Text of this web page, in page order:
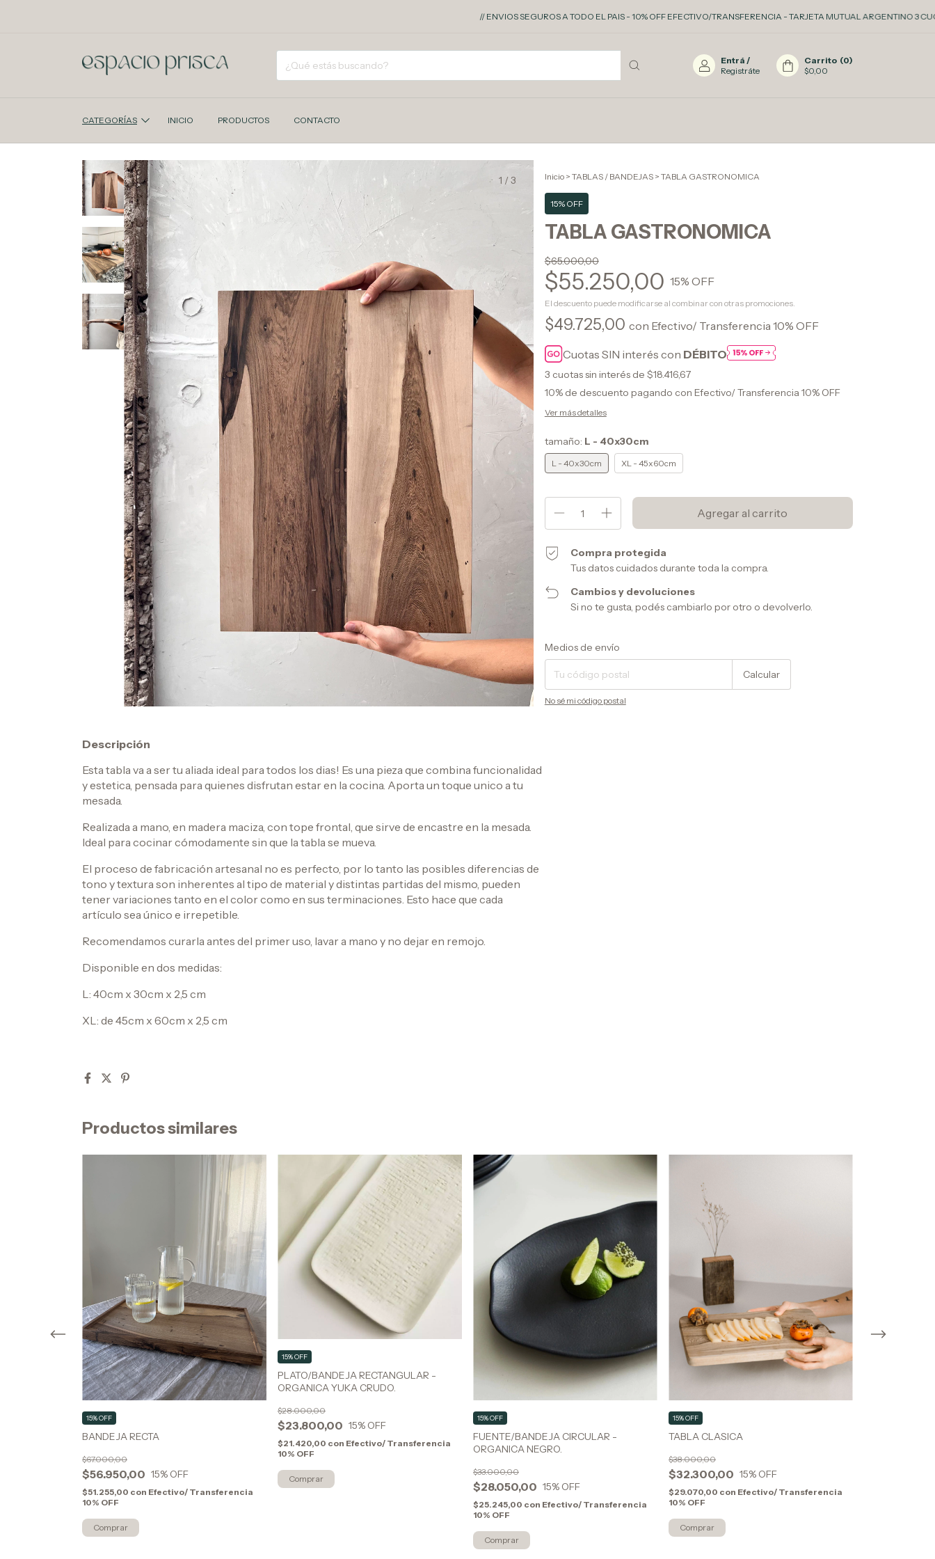
// ENVIOS SEGUROS A TODO EL PAIS - 10% OFF EFECTIVO/TRANSFERENCIA - TARJETA MUTUAL ARGENTINO 3 CUOTAS SIN
Entrá /
Registráte
Carrito (0)
$0,00
CATEGORÍAS INICIO PRODUCTOS CONTACTO
1 /3 Inicio > TABLAS / BANDEJAS > TABLA GASTRONOMICA
15% OFF
TABLA GASTRONOMICA
$65.000,00
$55.250,00 15% OFF
El descuento puede modificarse al combinar con otras promociones.
$49.725,00 con Efectivo/ Transferencia 10% OFF
Cuotas SIN interés con DÉBITO
3 cuotas sin interés de $18.416,67
10% de descuento pagando con Efectivo/ Transferencia 10% OFF
Ver más detalles
tamaño: L - 40x30cm
L - 40x30cm XL - 45x60cm
Compra protegida
Tus datos cuidados durante toda la compra.
Cambios y devoluciones
Si no te gusta, podés cambiarlo por otro o devolverlo.
Entregas para el CP:
Medios de envío
Calcular
No sé mi código postal
Descripción
Esta tabla va a ser tu aliada ideal para todos los dias! Es una pieza que combina funcionalidad
y estetica, pensada para quienes disfrutan estar en la cocina. Aporta un toque unico a tu
mesada.
Realizada a mano, en madera maciza, con tope frontal, que sirve de encastre en la mesada.
Ideal para cocinar cómodamente sin que la tabla se mueva.
El proceso de fabricación artesanal no es perfecto, por lo tanto las posibles diferencias de
tono y textura son inherentes al tipo de material y distintas partidas del mismo, pueden
tener variaciones tanto en el color como en sus terminaciones. Esto hace que cada
artículo sea único e irrepetible.
Recomendamos curarla antes del primer uso, lavar a mano y no dejar en remojo.
Disponible en dos medidas:
L: 40cm x 30cm x 2,5 cm
XL: de 45cm x 60cm x 2,5 cm
Productos similares
BANDEJA RECTA
$56.950,00
$67.000,00
15% OFF
15% OFF
$51.255,00 con Efectivo/ Transferencia
10% OFF
Comprar
PLATO/BANDEJA RECTANGULAR -
ORGANICA YUKA CRUDO.
$23.800,00
$28.000,00
15% OFF
15% OFF
$21.420,00 con Efectivo/ Transferencia
10% OFF
FUENTE/BANDEJA CIRCULAR -
ORGANICA NEGRO.
$28.050,00
$33.000,00
15% OFF
15% OFF
$25.245,00 con Efectivo/ Transferencia
10% OFF
TABLA CLASICA
$32.300,00
$38.000,00
15% OFF
15% OFF
$29.070,00 con Efectivo/ Transferencia
10% OFF